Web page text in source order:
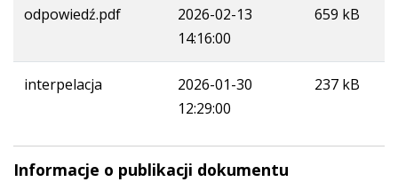
odpowiedź.pdf
2026-02-13
14:16:00
659 kB
interpelacja
2026-01-30
12:29:00
237 kB
Informacje o publikacji dokumentu